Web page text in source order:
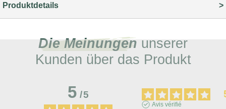
Produktdetails
Die Meinungen unserer
Kunden über das Produkt
5/5
Avis vérifié